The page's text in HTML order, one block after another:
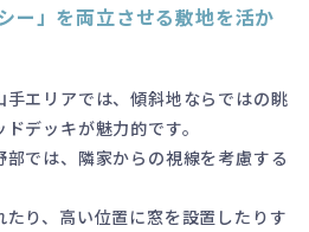
ー」を両立させる敷地を活か
エリアでは、傾斜地ならではの眺
デッキが魅力的です。
では、隣家からの視線を考慮する
り、高い位置に窓を設置したりす